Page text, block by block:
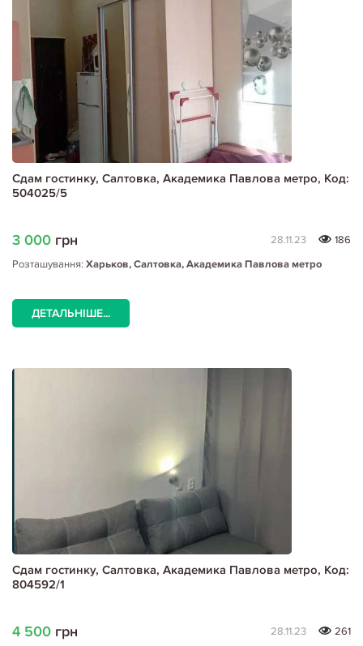
Сдам гостинку, Салтовка, Академика Павлова метро, Код:
504025/5
3 000 грн 28.11.23
186
Розташування: Харьков, Салтовка, Академика Павлова метро
ДЕТАЛЬНІШЕ...
Сдам гостинку, Салтовка, Академика Павлова метро, Код:
804592/1
4 500 грн 28.11.23
261